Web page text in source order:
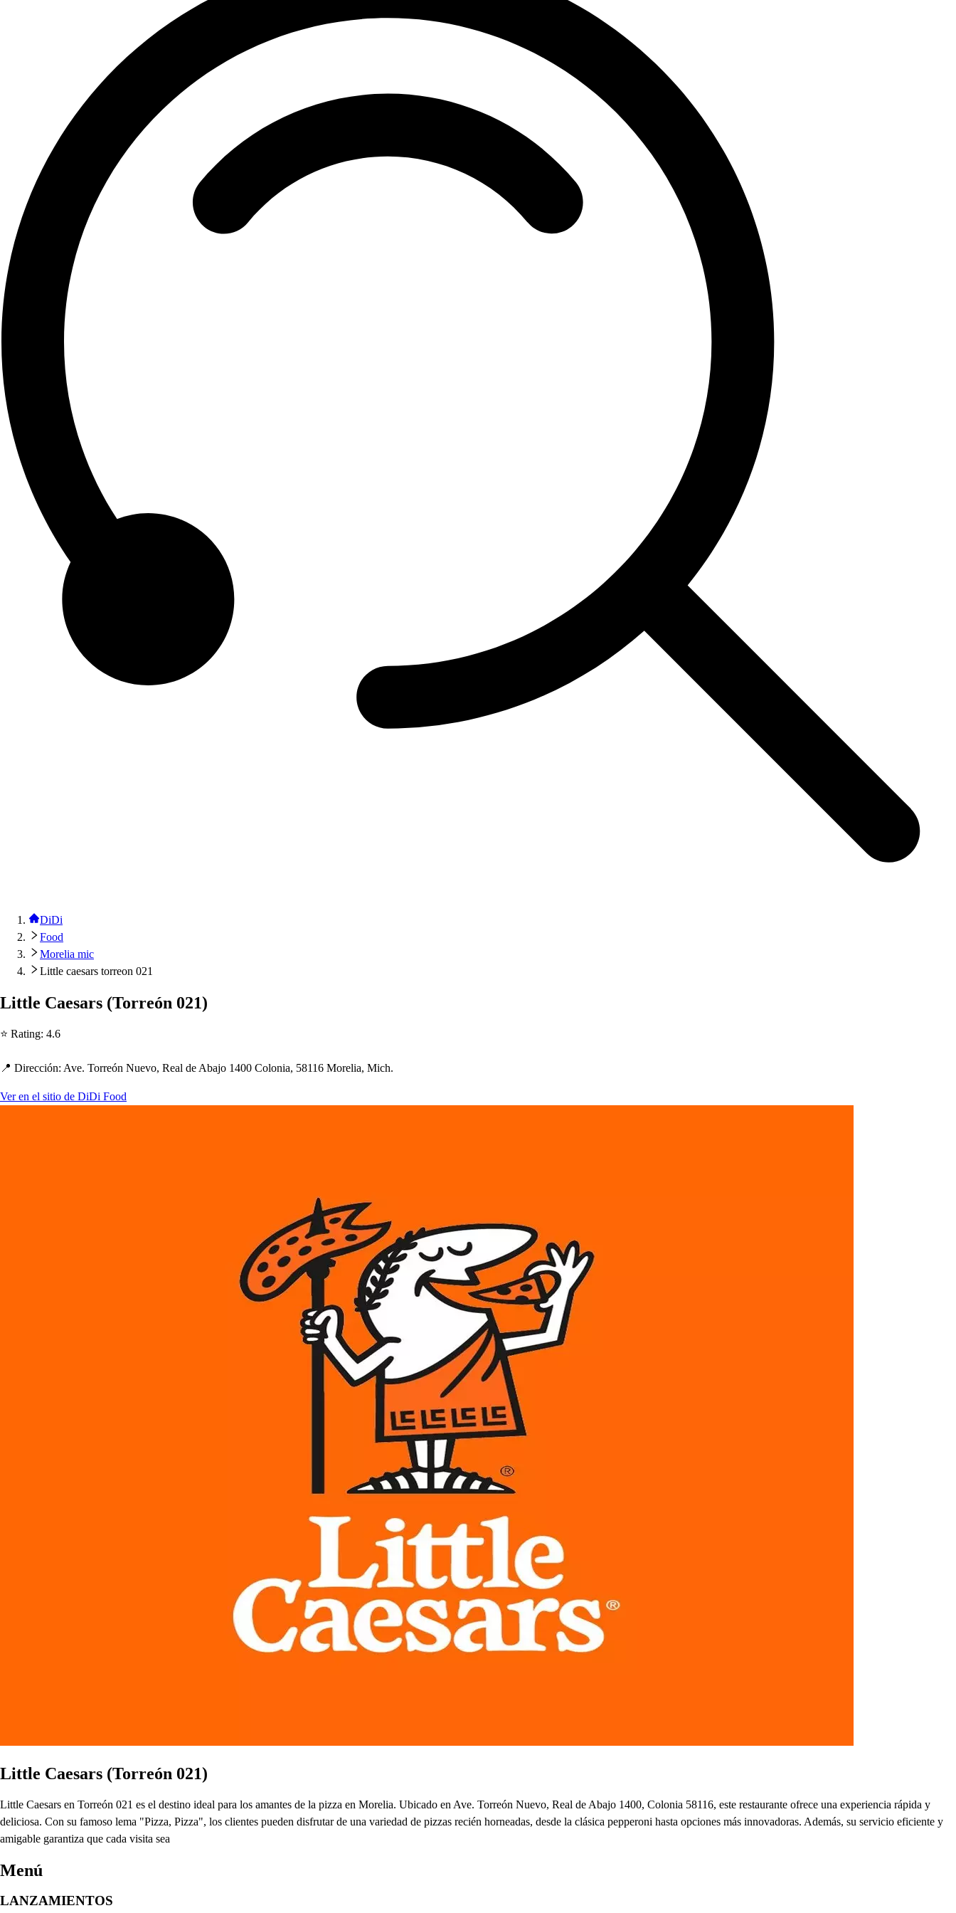
DiDi
Food
Morelia mic
Little caesars torreon 021
Little Caesars (Torreón 021)
⭐ Rating: 4.6
📍 Dirección: Ave. Torreón Nuevo, Real de Abajo 1400 Colonia, 58116 Morelia, Mich.
Ver en el sitio de DiDi Food
Little Caesars (Torreón 021)
Little Caesars en Torreón 021 es el destino ideal para los amantes de la pizza en Morelia. Ubicado en Ave. Torreón Nuevo, Real de Abajo 1400, Colonia 58116, este restaurante ofrece una experiencia rápida y
deliciosa. Con su famoso lema "Pizza, Pizza", los clientes pueden disfrutar de una variedad de pizzas recién horneadas, desde la clásica pepperoni hasta opciones más innovadoras. Además, su servicio eficiente y
amigable garantiza que cada visita sea
Menú
LANZAMIENTOS